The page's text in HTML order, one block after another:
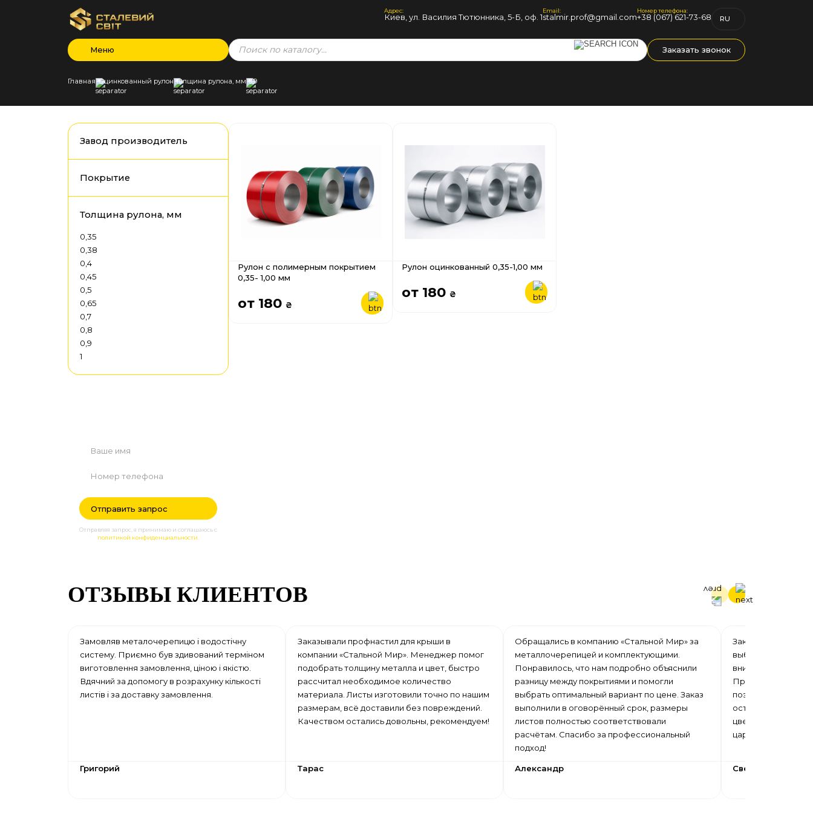
Адрес:
Киев, ул. Василия Тютюнника, 5-Б, оф. 1
Email:
stalmir.prof@gmail.com
Номер телефона:
+38 (067) 621-73-68
RU
Меню
Products
search
Заказать звонок
Главная Оцинкованный рулон Толщина рулона, мм 0,9
Завод производитель
Покрытие
Толщина рулона, мм
0,35
0,38
0,4
0,45
0,5
0,65
0,7
0,8
0,9
1
Отправляя запрос, я принимаю и соглашаюсь с
политикой конфиденциальности
Рулон с полимерным покрытием
0,35- 1,00 мм
от 180 ₴
Рулон оцинкованный 0,35-1,00 мм
от 180₴
ОТЗЫВЫ КЛИЕНТОВ
Замовляв металочерепицю і водостічну
систему. Приємно був здивований терміном
виготовлення замовлення, ціною і якістю.
Вдячний за допомогу в розрахунку кількості
листів і за доставку замовлення.
Григорий
Заказывали профнастил для крыши в
компании «Стальной Мир». Менеджер помог
подобрать толщину металла и цвет, быстро
рассчитал необходимое количество
материала. Листы изготовили точно по нашим
размерам, всё доставили без повреждений.
Качеством остались довольны, рекомендуем!
Тарас
Обращались в компанию «Стальной Мир» за
металлочерепицей и комплектующими.
Понравилось, что нам подробно объяснили
разницу между покрытиями и помогли
выбрать оптимальный вариант по цене. Заказ
выполнили в оговорённый срок, размеры
листов полностью соответствовали
расчётам. Спасибо за профессиональный
подход!
Александр
Заказывали
выбор цветов,
внимательное
Профнастил
поэтому во время
осталось
цвет
царапин.
Светлана